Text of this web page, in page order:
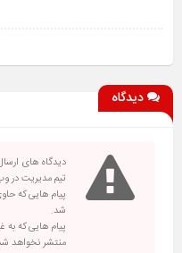
دیدگاه
دیدگاه های
تیم مدیریت در
پیام هایی که
شد.
پیام هایی که به
منتشر نخواهد